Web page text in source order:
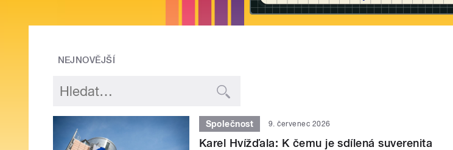
NEJNOVĚJŠÍ
Společnost 9. červenec 2026
Karel Hvížďala: K čemu je sdílená suverenita